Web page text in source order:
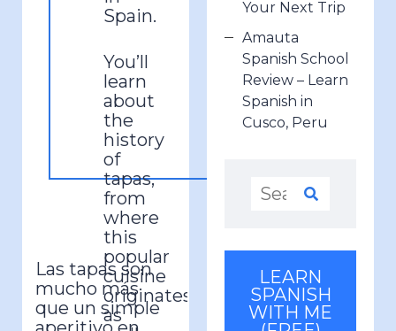
Your Next Trip
Amauta
Spanish School
Review – Learn
Spanish in
Cusco, Peru
LEARN
SPANISH
WITH ME
Spain.
You’ll
learn
about
the
history
of
tapas,
from
where
this
popular
cuisine
originates,
as
Las tapas son
mucho más
que un simple